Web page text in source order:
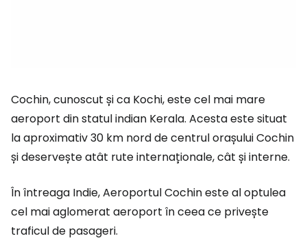
Cochin, cunoscut și ca Kochi, este cel mai mare
aeroport din statul indian Kerala. Acesta este situat
la aproximativ 30 km nord de centrul orașului Cochin
și deservește atât rute internaționale, cât și interne.
În întreaga Indie, Aeroportul Cochin este al optulea
cel mai aglomerat aeroport în ceea ce privește
traficul de pasageri.